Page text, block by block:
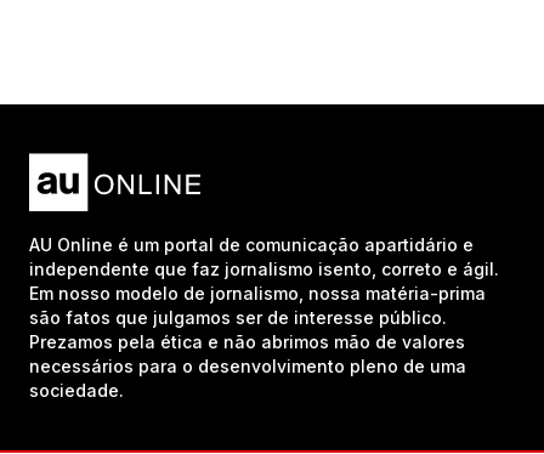
AU Online é um portal de comunicação apartidário e
independente que faz jornalismo isento, correto e ágil.
Em nosso modelo de jornalismo, nossa matéria-prima
são fatos que julgamos ser de interesse público.
Prezamos pela ética e não abrimos mão de valores
necessários para o desenvolvimento pleno de uma
sociedade.